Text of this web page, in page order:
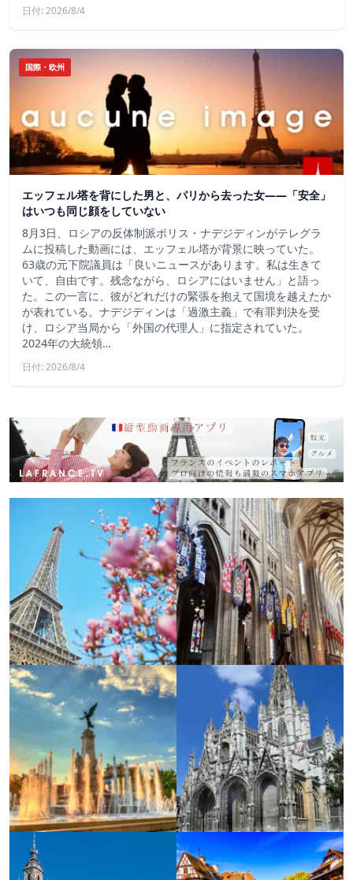
日付: 2026/8/4
国際・欧州
エッフェル塔を背にした男と、パリから去った女——「安全」
はいつも同じ顔をしていない
8月3日、ロシアの反体制派ボリス・ナデジディンがテレグラ
ムに投稿した動画には、エッフェル塔が背景に映っていた。
63歳の元下院議員は「良いニュースがあります。私は生きて
いて、自由です。残念ながら、ロシアにはいません」と語っ
た。この一言に、彼がどれだけの緊張を抱えて国境を越えたか
が表れている。ナデジディンは「過激主義」で有罪判決を受
け、ロシア当局から「外国の代理人」に指定されていた。
2024年の大統領…
日付: 2026/8/4